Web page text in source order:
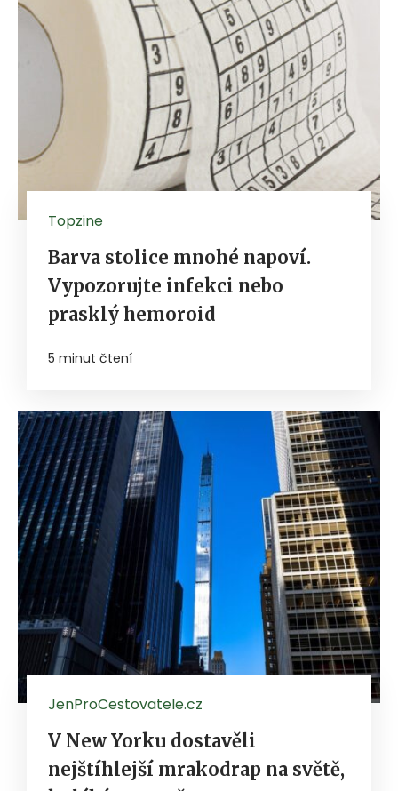
Topzine
Barva stolice mnohé napoví.
Vypozorujte infekci nebo
prasklý hemoroid
5 minut čtení
JenProCestovatele.cz
V New Yorku dostavěli
nejštíhlejší mrakodrap na světě,